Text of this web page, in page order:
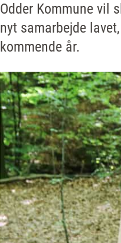
Odder Kommune vil
nyt samarbejde
kommende år.